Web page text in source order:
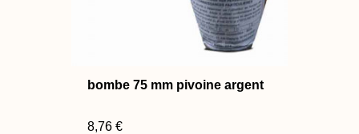
bombe 75 mm pivoine argent
8,76 €